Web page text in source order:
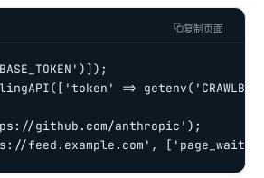
复制页面
=>
github.com/anthropic');
feed.example.com', ['page_wait'